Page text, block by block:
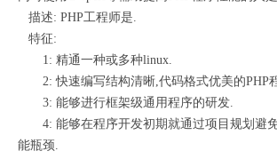
描述: PHP工程师是.
特征:
1: 精通一种或多种linux.
2: 快速编写结构清晰,代码格式优美的PHP
3: 能够进行框架级通用程序的研发.
4: 能够在程序开发初期就通过项目规划避
能瓶颈.